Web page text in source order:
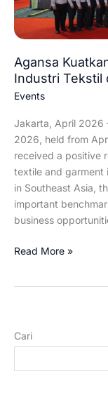
Agansa
Industri Tekstil
Events
Jakarta, April 2026
2026, held from
received a positive
textile and garment
in Southeast Asia,
important
business
di
Indo
2026
Read More »
Cari